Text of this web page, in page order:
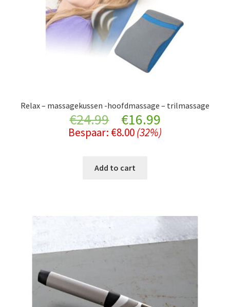
Relax – massagekussen -hoofdmassage – trilmassage
€24.99
Original
price
was:
€16.99Current
price
Bespaar: €8.00(32%)
Add to cart